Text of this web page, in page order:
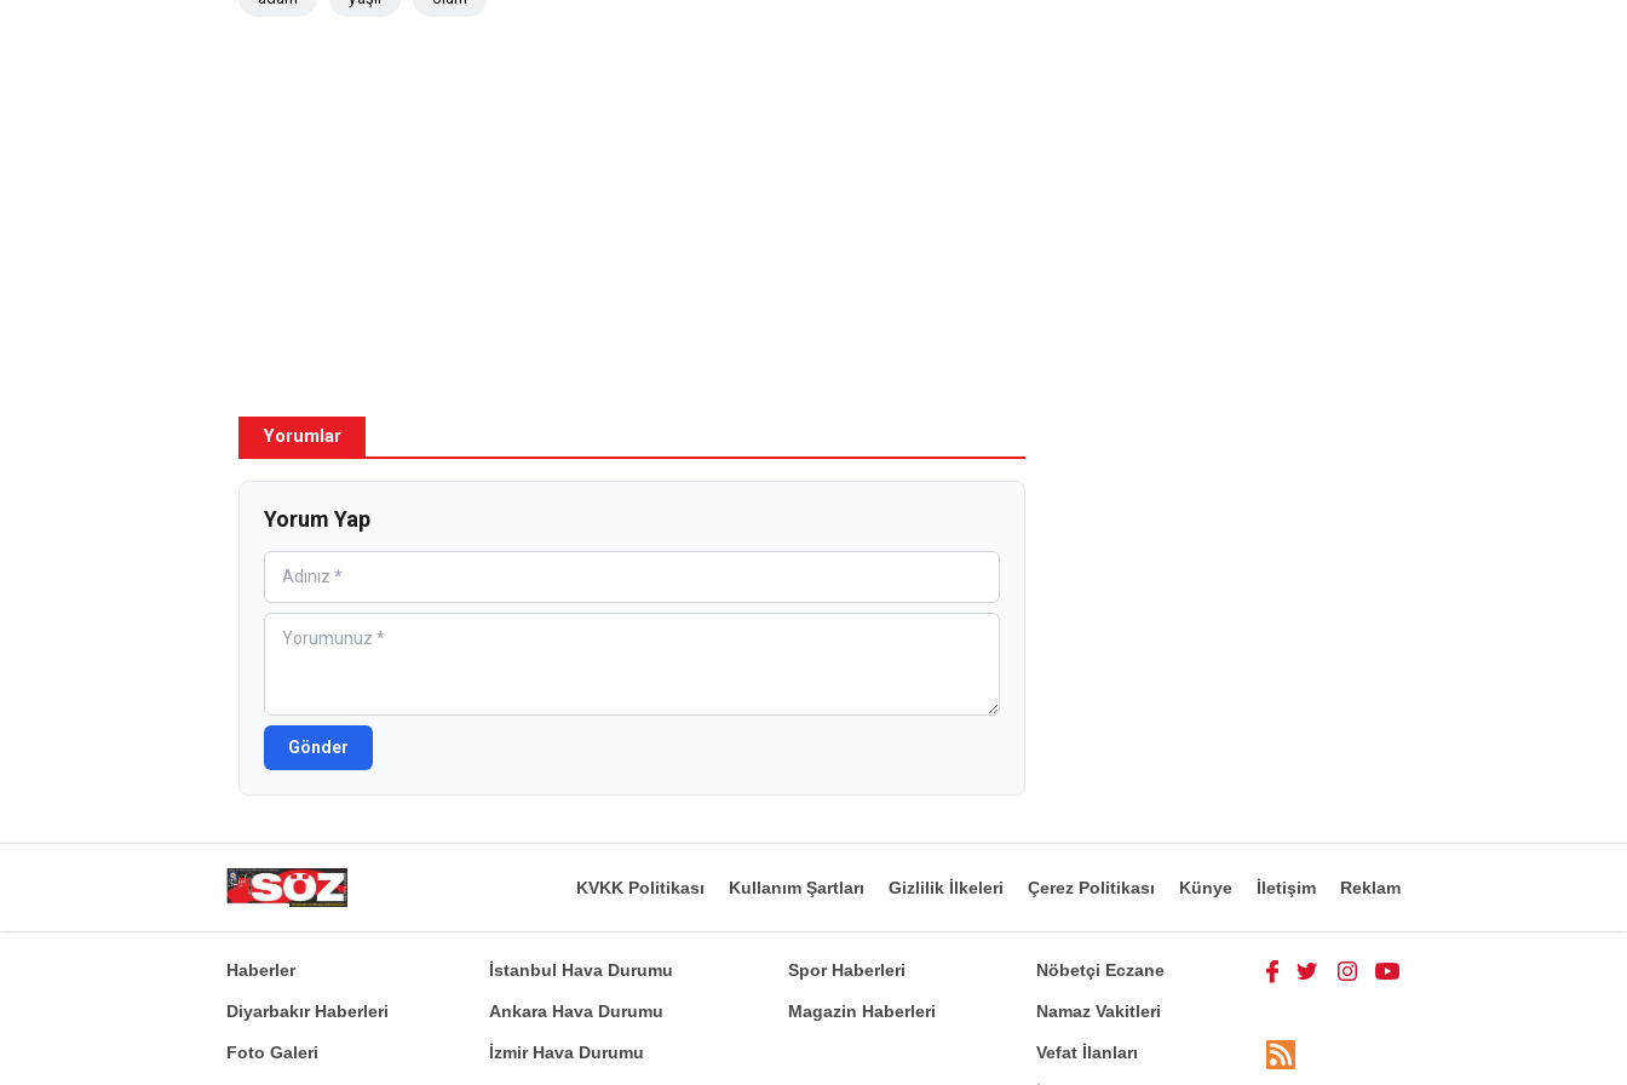
Yorumlar
Yorum Yap
Gönder
KVKK Politikası Kullanım Şartları Gizlilik İlkeleri Çerez Politikası Künye İletişim Reklam
Haberler
Diyarbakır Haberleri
Foto Galeri
İstanbul Hava Durumu
Ankara Hava Durumu
İzmir Hava Durumu
Spor Haberleri
Magazin Haberleri
Nöbetçi Eczane
Namaz Vakitleri
Vefat İlanları